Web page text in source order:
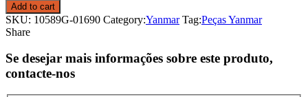
Add to cart
SKU: 10589G-01690 Category:Yanmar Tag:Peças Yanmar
Share
Se desejar mais informações sobre este produto,
contacte-nos